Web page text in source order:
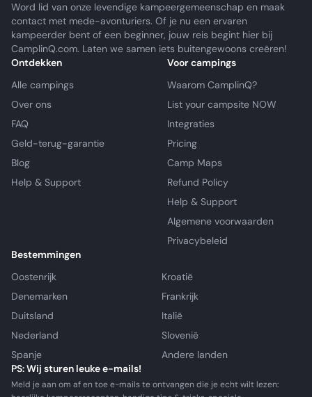
Word lid van onze levendige kampeergemeenschap en maak
contact met mede-avonturiers. Of je nu een ervaren
kampeerder bent of een beginner, jouw reis begint hier bij
CamplinQ.com. Laten we samen iets buitengewoons creëren!
Ontdekken
Alle campings
Over ons
FAQ
Geld-terug-garantie
Blog
Help & Support
Voor campings
Waarom CamplinQ?
List your campsite NOW
Integraties
Pricing
Camp Maps
Refund Policy
Help & Support
Algemene voorwaarden
Privacybeleid
Bestemmingen
Oostenrijk
Kroatië
Denemarken
Frankrijk
Duitsland
Italië
Nederland
Slovenië
Spanje
Andere landen
PS: Wij sturen leuke e-mails!
Meld je aan om af en toe e-mails te ontvangen die je echt wilt lezen: